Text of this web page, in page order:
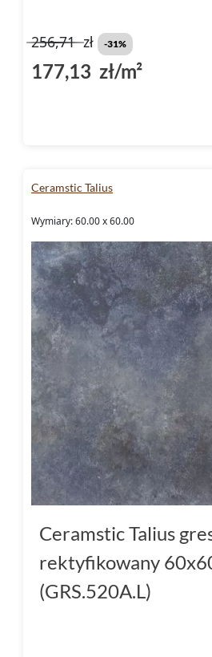
256,71zł -31%
177,13 zł/m²
Ceramstic Talius
Wymiary: 60.00 x 60.00
Ceramstic Talius
rektyfikowany
(GRS.520A.L)